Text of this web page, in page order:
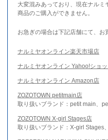
大変混みあっており、現在ナル
商品のご購入ができません。
お急ぎの場合は下記店舗にて、お
ナルミヤオンライン楽天市場店
ナルミヤオンライン Yahoo!ショ
ナルミヤオンライン Amazon店
ZOZOTOWN petitmain店
取り扱いブランド：petit main、
ZOZOTOWN X-girl Stages店
取り扱いブランド：X-girl Stages